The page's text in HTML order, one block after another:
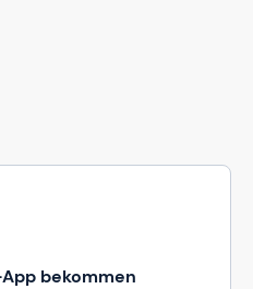
bekommen